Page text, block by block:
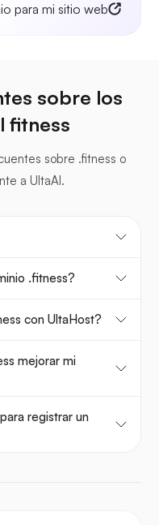
para mi sitio web
sobre los
fitness
sobre .fitness o
a UltaAI.
.fitness?
con UltaHost?
mejorar mi
registrar un